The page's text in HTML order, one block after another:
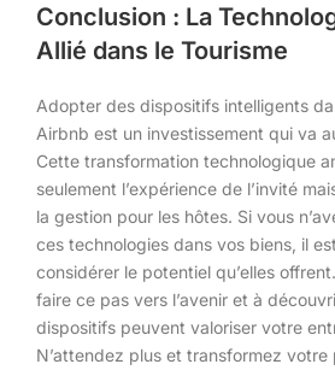
Conclusion : La
Allié dans le Tourisme
Adopter des dispositifs intelligents
Airbnb est un investissement qui va
Cette transformation technologique
seulement l’expérience de l’invité
la gestion pour les hôtes. Si vous
ces technologies dans vos biens, il
considérer le potentiel qu’elles
faire ce pas vers l’avenir et à
dispositifs peuvent valoriser votre
N’attendez plus et transformez